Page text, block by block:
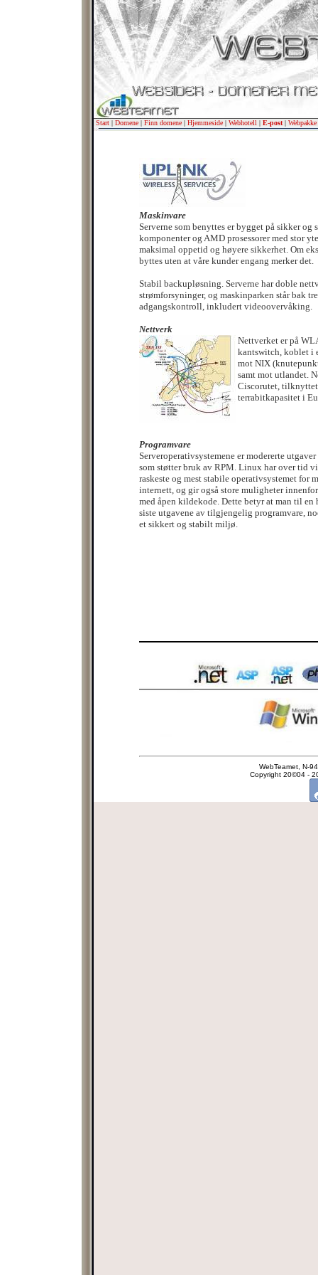
Start | Domene | Finn domene | Hjemmeside | Webhotell | E-post | Webpakke
Maskinvare
Serverne som benyttes er bygget på sikker
komponenter og AMD prosessorer med stor
maksimal oppetid og høyere sikkerhet. Om
byttes uten at våre kunder engang merker det.
Stabil backupløsning. Serverne har doble
strømforsyninger, og maskinparken står bak
adgangskontroll, inkludert videoovervåking.
Nettverk
Nettverket er på
kantswitch, koblet i
mot NIX
samt mot utlandet.
Ciscorutet,
terrabitkapasitet i
Programvare
Serveroperativsystemene er modererte
som støtter bruk av RPM. Linux har over tid
raskeste og mest stabile operativsystemet for
internett, og gir også store muligheter
med åpen kildekode. Dette betyr at man til en
siste utgavene av tilgjengelig programvare,
et sikkert og stabilt miljø.
WebTeamet, N-
Copyright 20©04 -